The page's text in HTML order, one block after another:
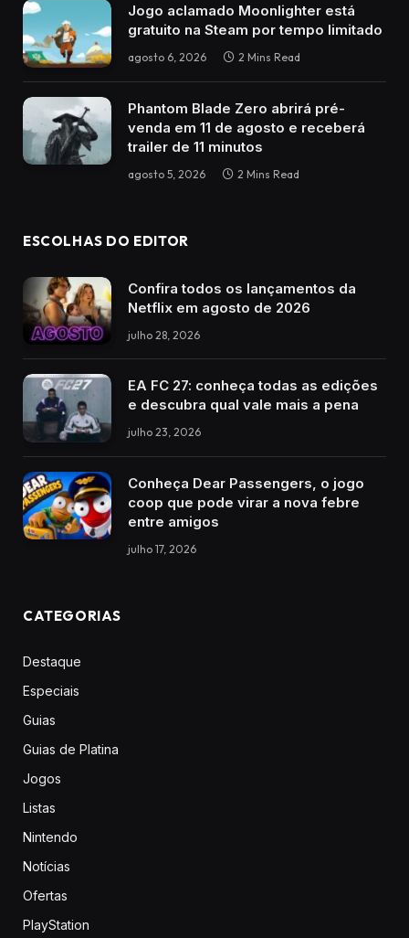
Jogo aclamado Moonlighter está
gratuito na Steam por tempo limitado
agosto 6, 2026 2 Mins Read
Phantom Blade Zero abrirá pré-
venda em 11 de agosto e receberá
trailer de 11 minutos
agosto 5, 2026 2 Mins Read
ESCOLHAS DO EDITOR
Confira todos os lançamentos da
Netflix em agosto de 2026
julho 28, 2026
EA FC 27: conheça todas as edições
e descubra qual vale mais a pena
julho 23, 2026
Conheça Dear Passengers, o jogo
coop que pode virar a nova febre
entre amigos
julho 17, 2026
CATEGORIAS
Destaque
Especiais
Guias
Guias de Platina
Jogos
Listas
Nintendo
Notícias
Ofertas
PlayStation